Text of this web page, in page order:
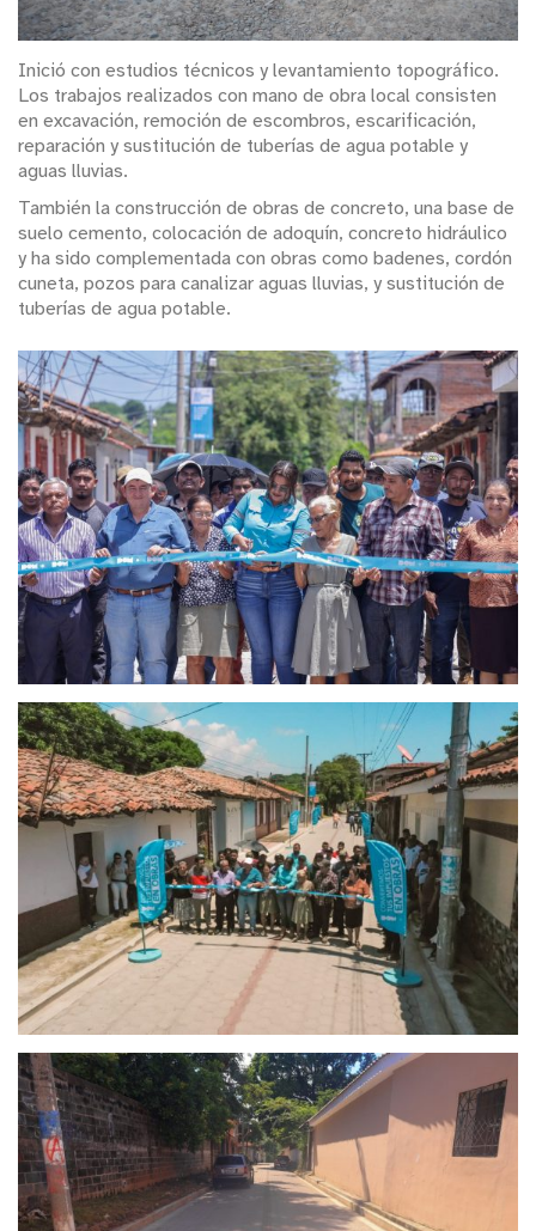
Inició con estudios técnicos y levantamiento topográfico.
Los trabajos realizados con mano de obra local consisten
en excavación, remoción de escombros, escarificación,
reparación y sustitución de tuberías de agua potable y
aguas lluvias.
También la construcción de obras de concreto, una base de
suelo cemento, colocación de adoquín, concreto hidráulico
y ha sido complementada con obras como badenes, cordón
cuneta, pozos para canalizar aguas lluvias, y sustitución de
tuberías de agua potable.